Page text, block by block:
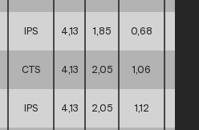
IPS 4,13 1,85 0,68
CTS 4,13 2,05 1,06
IPS 4,13 2,05 1,12